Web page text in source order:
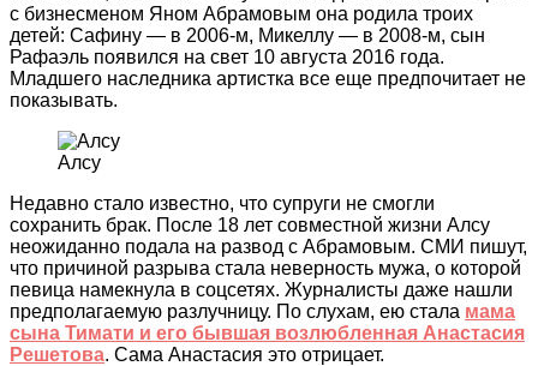
с бизнесменом Яном Абрамовым она родила троих
детей: Сафину — в 2006-м, Микеллу — в 2008-м, сын
Рафаэль появился на свет 10 августа 2016 года.
Младшего наследника артистка все еще предпочитает не
показывать.
Алсу
Недавно стало известно, что супруги не смогли
сохранить брак. После 18 лет совместной жизни Алсу
неожиданно подала на развод с Абрамовым. СМИ пишут,
что причиной разрыва стала неверность мужа, о которой
певица намекнула в соцсетях. Журналисты даже нашли
предполагаемую разлучницу. По слухам, ею стала мама
сына Тимати и его бывшая возлюбленная Анастасия
Решетова. Сама Анастасия это отрицает.